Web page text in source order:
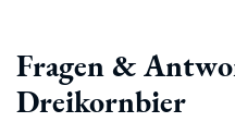
Fragen &
Dreikornbier